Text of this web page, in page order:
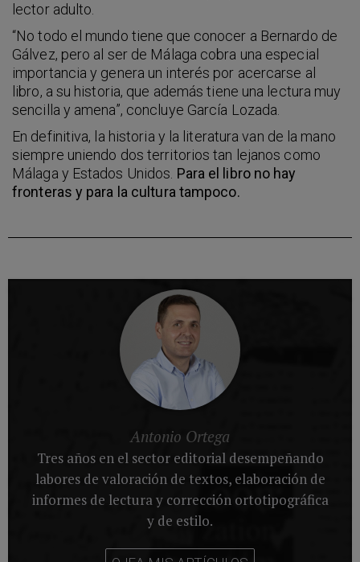
lector adulto.
“No todo el mundo tiene que conocer a Bernardo de
Gálvez, pero al ser de Málaga cobra una especial
importancia y genera un interés por acercarse al
libro, a su historia, que además tiene una lectura muy
sencilla y amena”, concluye García Lozada.
En definitiva, la historia y la literatura van de la mano
siempre uniendo dos territorios tan lejanos como
Málaga y Estados Unidos. Para el libro no hay
fronteras y para la cultura tampoco.
Antonio Ortega
Tres años en el sector editorial desempeñando
labores de valoración de textos, elaboración de
informes de lectura y corrección ortotipográfica
y de estilo.